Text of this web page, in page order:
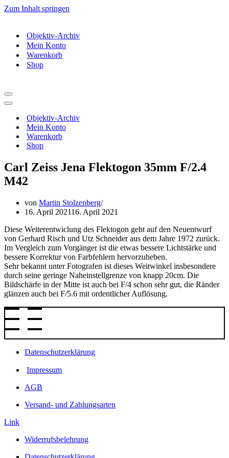
Zum Inhalt springen
Objektiv-Archiv
Mein Konto
Warenkorb
Shop
Navigationsmenü
Navigationsmenü
Objektiv-Archiv
Mein Konto
Warenkorb
Shop
Carl Zeiss Jena Flektogon 35mm F/2.4
M42
von Martin Stolzenberg
16. April 202116. April 2021
Diese Weiterentwiclung des Flektogon geht auf den Neuentwurf
von Gerhard Risch und Utz Schneider aus dem Jahre 1972 zurück.
Im Vergleich zum Vorgänger ist die etwas bessere Lichtstärke und
bessere Korrektur von Farbfehlern hervorzuheben.
Sehr bekannt unter Fotografen ist dieses Weitwinkel insbesondere
durch seine geringe Naheinstellgrenze von knapp 20cm. Die
Bildschärfe in der Mitte ist auch bei F/4 schon sehr gut, die Ränder
glänzen auch bei F/5.6 mit ordentlicher Auflösung.
Datenschutzerklärung
Impressum
AGB
Versand- und Zahlungsarten
Link
Widerrufsbelehrung